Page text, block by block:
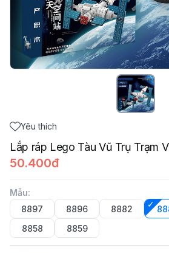
Yêu thích
Lắp ráp Lego Tàu Vũ Trụ Trạm
50.400đ
Mẫu:
8897
8896 8882
8858
8859